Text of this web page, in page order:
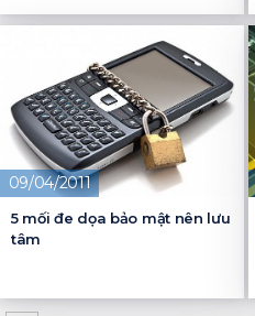
09/04/2011
5 mối đe dọa bảo mật nên lưu
tâm